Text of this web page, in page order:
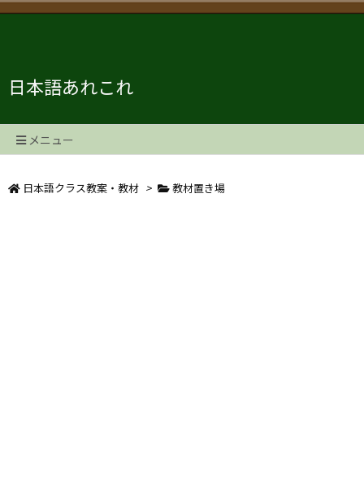
日本語あれこれ
メニュー
日本語クラス教案・教材 > 教材置き場